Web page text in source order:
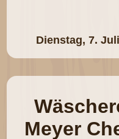
Dienstag, 7.
Meyer